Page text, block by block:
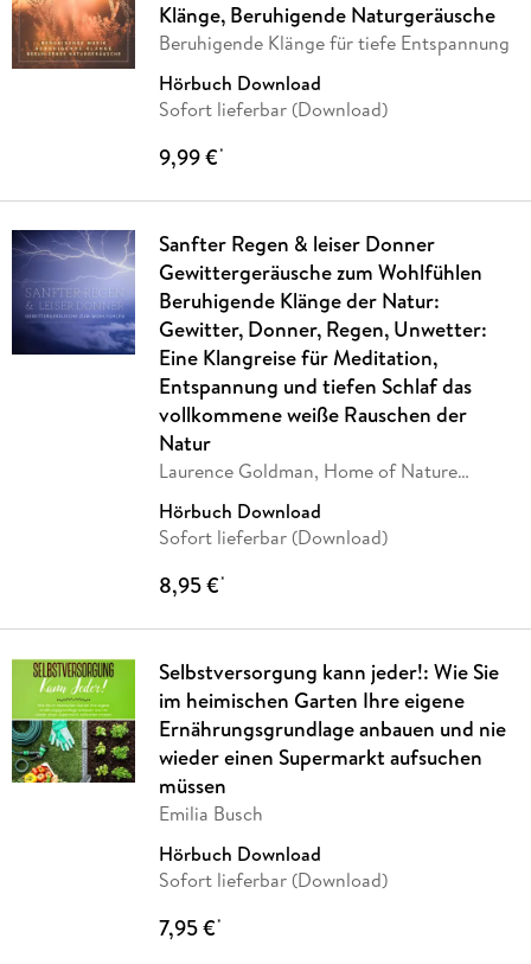
Klänge, Beruhigende Naturgeräusche
Beruhigende Klänge für tiefe Entspannung
Hörbuch Download
Sofort lieferbar (Download)
9,99 €*
Sanfter Regen & leiser Donner
Gewittergeräusche zum Wohlfühlen
Beruhigende Klänge der Natur:
Gewitter, Donner, Regen, Unwetter:
Eine Klangreise für Meditation,
Entspannung und tiefen Schlaf das
vollkommene weiße Rauschen der
Natur
Laurence Goldman, Home of Nature
Hörbuch Download
Sofort lieferbar (Download)
8,95 €*
Selbstversorgung kann jeder!: Wie Sie
im heimischen Garten Ihre eigene
Ernährungsgrundlage anbauen und nie
wieder einen Supermarkt aufsuchen
müssen
Emilia Busch
Hörbuch Download
Sofort lieferbar (Download)
7,95 €*